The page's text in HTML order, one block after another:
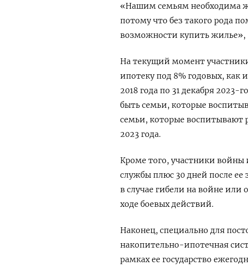
«Нашим семьям необходима
потому что без такого рода
возможности купить
На текущий момент
ипотеку под 8% годовых, как
2018 года по 31 декабря 2023-
быть семьи, которые
семьи, которые воспитывают
2023 года.
Кроме того, участники
службы плюс 30 дней после
в случае гибели на войне
ходе боевых действий.
Наконец, специально для
накопительно-ипотечная
рамках ее государство